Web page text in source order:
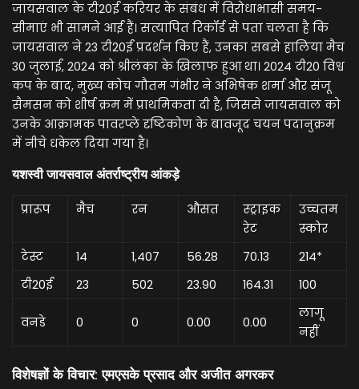
जायसवाल के टी20ई करियर के संबंध में विरोधाभासी समय-
सीमाएं भी सामने आई हैं। सत्यापित रिकॉर्ड से पता चलता है कि
जायसवाल ने 23 टी20ई प्रदर्शन किए हैं, उनका सबसे हालिया मैच
30 जुलाई, 2024 को श्रीलंका के खिलाफ हुआ था। 2024 टी20 विश्व
कप के बाद, मुख्य कोच गौतम गंभीर ने अभिषेक शर्मा और संजू
सैमसन को शीर्ष क्रम में प्राथमिकता दी है, जिससे जायसवाल को
उनके आक्रामक पावरप्ले दृष्टिकोण के बावजूद चयन पदानुक्रम
में नीचे धकेल दिया गया है।
यशस्वी जायसवाल अंतर्राष्ट्रीय आंकड़े
प्रारूप मैच रन औसत
स्ट्राइक
रेट
उच्चतम
स्कोर
टेस्ट
14 1,407 56.28 70.13
214*
टी20ई
23 502 23.90 164.31 100
वनडे 0 0 0.00 0.00
लागू
नहीं
विशेषज्ञों के विचार: एमएसके प्रसाद और अजीत अगरकर